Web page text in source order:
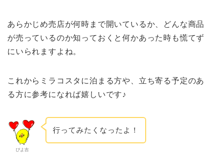
あらかじめ売店が何時まで開いているか、どんな商品
が売っているのか知っておくと何かあった時も慌てず
にいられますよね。
これからミラコスタに泊まる方や、立ち寄る予定のあ
る方に参考になれば嬉しいです♪
ぴよ吉
行ってみたくなったよ！